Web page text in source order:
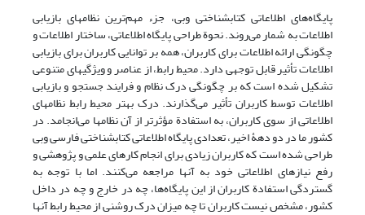
پایگاه‌های اطلاعاتی کتابشناختی وبی، جزء مهم‌ترین نظامهای بازیابی
اطلاعات به شمار می‌روند. نحوة طراحی پایگاه اطلاعاتی، ساختار اطلاعات و
چگونگی ارائه اطلاعات برای کاربران، همه بر توانایی کاربران برای بازیابی
اطلاعات تأثیر قابل توجهی دارد. محیط رابط، از عناصر و ویژگیهای متنوعی
تشکیل شده است که بر چگونگی درک نظام و فرایند جستجو و بازیابی
اطلاعات توسط کاربران تأثیر می‌گذارند. درک بهتر محیط رابط نظامهای
اطلاعاتی از سوی کاربران، به استفادة مؤثرتر از آن نظامها می‌انجامد. در
کشور ما در دو دهۀ اخیر، تعدادی پایگاه اطلاعاتی کتابشناختی فارسی وبی
طراحی شده است که کاربران زیادی برای انجام کارهای علمی و پژوهشی و
رفع نیازهای اطلاعاتی خود به آنها مراجعه می‌کنند. اما با توجه به
گستردگی استفادة کاربران از این پایگاه‌ها، چه در خارج و چه در داخل
کشور، مشخص نیست کاربران تا چه میزان درک روشنی از محیط رابط آنها